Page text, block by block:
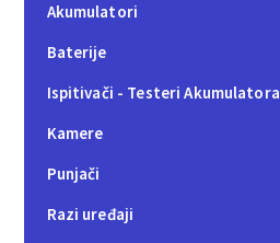
Akumulatori
Baterije
Ispitivači - Testeri Akumulatora
Kamere
Punjači
Razi uređaji